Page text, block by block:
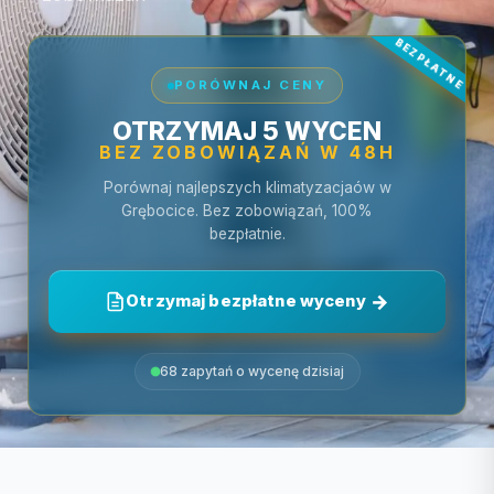
PORÓWNAJ CENY
OTRZYMAJ 5 WYCEN
BEZ ZOBOWIĄZAŃ W 48H
Porównaj najlepszych klimatyzacjaów w
Grębocice. Bez zobowiązań, 100%
bezpłatnie.
Otrzymaj bezpłatne wyceny
68 zapytań o wycenę dzisiaj